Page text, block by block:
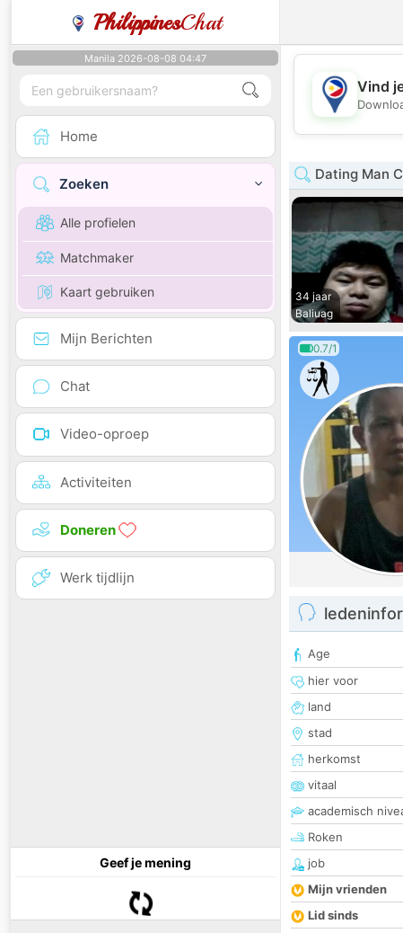
PhilippinesChat
Manila 2026-08-08 04:47
Home
Zoeken
Alle profielen
Matchmaker
Kaart gebruiken
Mijn Berichten
Chat
Video-oproep
Activiteiten
Doneren
Werk tijdlijn
Geef je mening
Vind
Dating Man
34 jaar
Baliuag
0.7/1
Age
hier voor
land
stad
herkomst
vitaal
academisch
Roken
job
Mijn vrienden
Lid sinds